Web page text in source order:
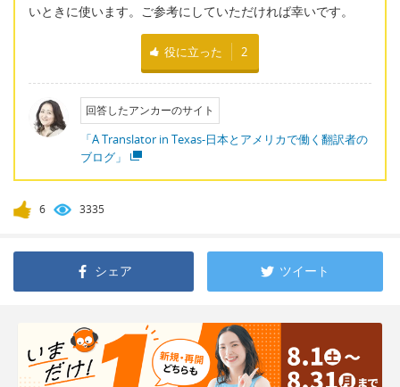
いときに使います。ご参考にしていただければ幸いです。
役に立った 2
回答したアンカーのサイト
「A Translator in Texas-日本とアメリカで働く翻訳者の
ブログ」
6 3335
シェア ツイート